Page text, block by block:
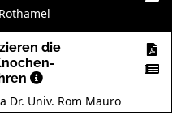
die
Dr. Univ. Rom Mauro